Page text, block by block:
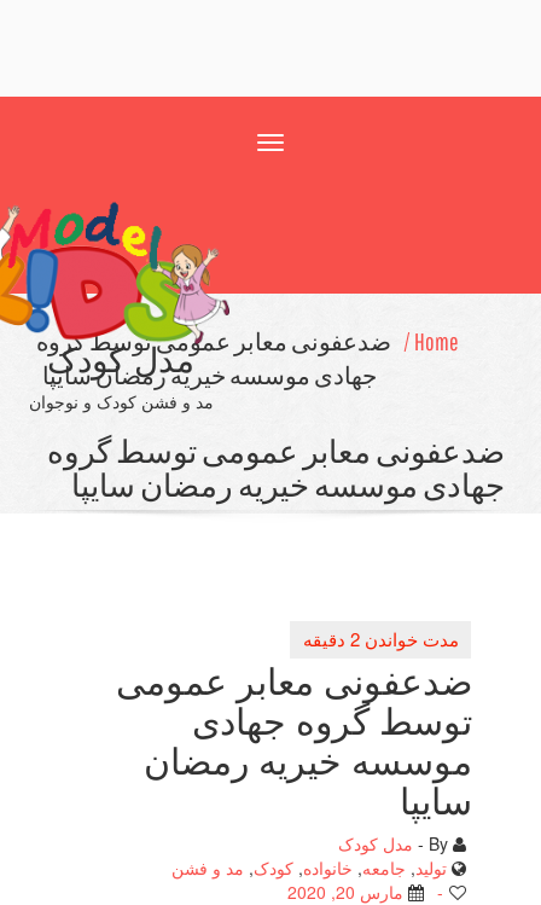
مدل کودک
مد و فشن کودک و نوجوان
ضدعفونی معابر عمومی توسط گروه
جهادی موسسه خیریه رمضان سایپا
معابر عمومی توسط گروه
موسسه خیریه رمضان سایپا
ضدعفونی معابر عمومی
توسط گروه جهادی
موسسه خیریه رمضان
سایپا
مدل کودک
جامعه,خانواده, کودک,مد و فشن
مارس 20, 2020